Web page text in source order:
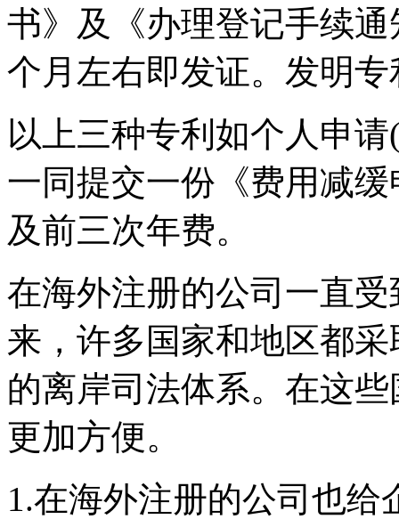
书》及《办理登记手续
个月左右即发证。发明
以上三种专利如个人申
一同提交一份《费用减
及前三次年费。
在海外注册的公司一直
来，许多国家和地区都
的离岸司法体系。在这
更加方便。
1.在海外注册的公司也